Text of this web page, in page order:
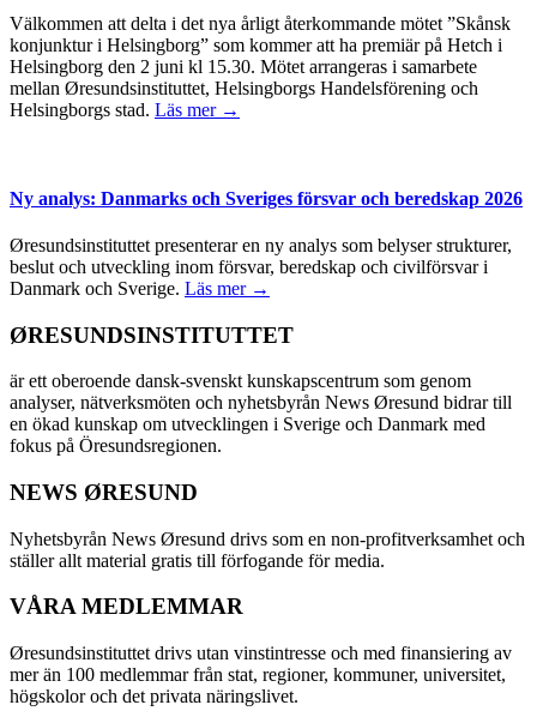
Välkommen att delta i det nya årligt återkommande mötet ”Skånsk
konjunktur i Helsingborg” som kommer att ha premiär på Hetch i
Helsingborg den 2 juni kl 15.30. Mötet arrangeras i samarbete
mellan Øresundsinstituttet, Helsingborgs Handelsförening och
Helsingborgs stad. Läs mer →
Ny analys: Danmarks och Sveriges försvar och beredskap 2026
Øresundsinstituttet presenterar en ny analys som belyser strukturer,
beslut och utveckling inom försvar, beredskap och civilförsvar i
Danmark och Sverige. Läs mer →
ØRESUNDSINSTITUTTET
är ett oberoende dansk-svenskt kunskapscentrum som genom
analyser, nätverksmöten och nyhetsbyrån News Øresund bidrar till
en ökad kunskap om utvecklingen i Sverige och Danmark med
fokus på Öresundsregionen.
NEWS ØRESUND
Nyhetsbyrån News Øresund drivs som en non-profitverksamhet och
ställer allt material gratis till förfogande för media.
VÅRA MEDLEMMAR
Øresundsinstituttet drivs utan vinst­intresse och med finansiering av
mer än 100 medlemmar från stat, regioner, kommuner, universitet,
högskolor och det privata näringslivet.